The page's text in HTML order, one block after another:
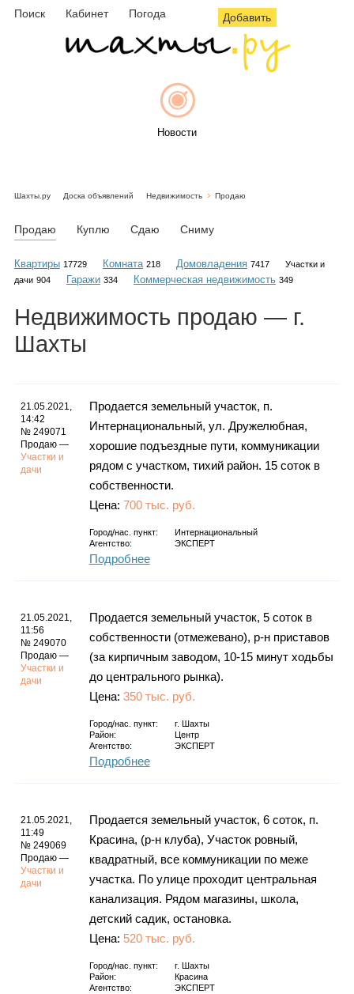
Поиск Кабинет Погода Добавить
Новости
Объявления
Гороскоп
Фотогалерея
Шахты.ру Доска объявлений Недвижимость Продаю
Продаю Куплю Сдаю Сниму
Квартиры 17729 Комната 218 Домовладения 7417
Участки и
дачи 904 Гаражи 334 Коммерческая недвижимость 349
Недвижимость продаю — г.
Шахты
21.05.2021,
14:42
№ 249071
Продаю —
Участки и
дачи
Продается земельный участок, п.
Интернациональный, ул. Дружелюбная,
хорошие подъездные пути, коммуникации
рядом с участком, тихий район. 15 соток в
собственности.
Цена: 700 тыс. руб.
Город/нас. пункт:
Интернациональный
Агентство:
ЭКСПЕРТ
Подробнее
21.05.2021,
11:56
№ 249070
Продаю —
Участки и
дачи
Продается земельный участок, 5 соток в
собственности (отмежевано), р-н приставов
(за кирпичным заводом, 10-15 минут ходьбы
до центрального рынка).
Цена: 350 тыс. руб.
Город/нас. пункт: г.
Шахты
Район:
Центр
Агентство:
ЭКСПЕРТ
Подробнее
21.05.2021,
11:49
№ 249069
Продаю —
Участки и
дачи
Продается земельный участок, 6 соток, п.
Красина, (р-н клуба), Участок ровный,
квадратный, все коммуникации по меже
участка. По улице проходит центральная
канализация. Рядом магазины, школа,
детский садик, остановка.
Цена: 520 тыс. руб.
Город/нас. пункт: г.
Шахты
Район:
Красина
Агентство:
ЭКСПЕРТ